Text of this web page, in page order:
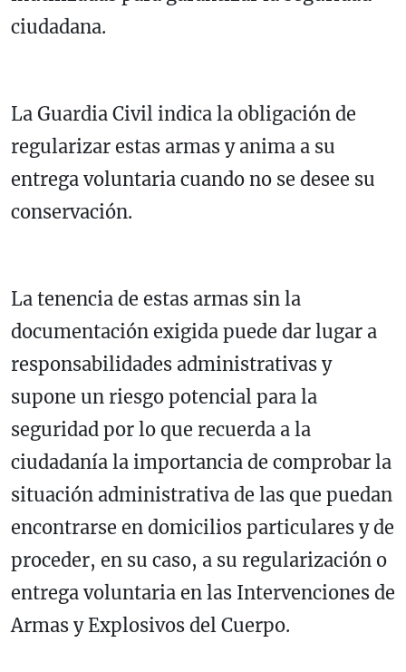
ciudadana.
La Guardia Civil indica la obligación de
regularizar estas armas y anima a su
entrega voluntaria cuando no se desee su
conservación.
La tenencia de estas armas sin la
documentación exigida puede dar lugar a
responsabilidades administrativas y
supone un riesgo potencial para la
seguridad por lo que recuerda a la
ciudadanía la importancia de comprobar la
situación administrativa de las que puedan
encontrarse en domicilios particulares y de
proceder, en su caso, a su regularización o
entrega voluntaria en las Intervenciones de
Armas y Explosivos del Cuerpo.